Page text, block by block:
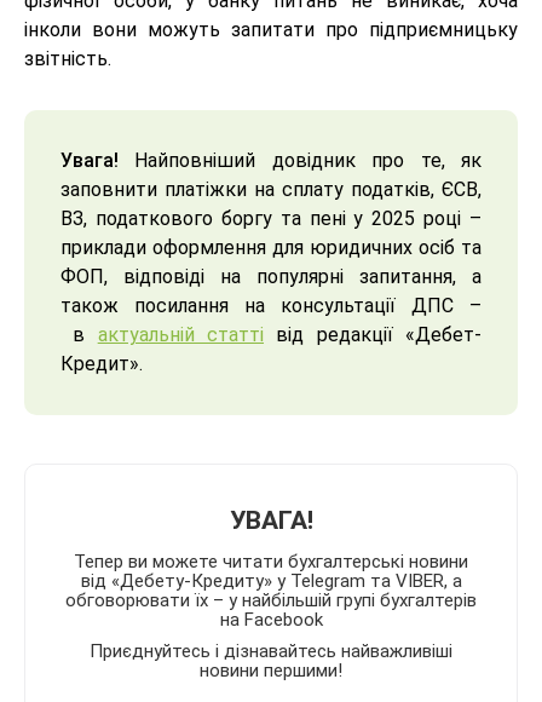
інколи вони можуть запитати про підприємницьку
звітність.
Увага! Найповніший довідник про те, як
заповнити платіжки на сплату податків, ЄСВ,
ВЗ, податкового боргу та пені у 2025 році –
приклади оформлення для юридичних осіб та
ФОП, відповіді на популярні запитання, а
також посилання на консультації ДПС –
в актуальній статті від редакції «Дебет-
Кредит».
УВАГА!
Тепер ви можете читати бухгалтерські новини
від «Дебету-Кредиту» у Telegram та VIBER, а
обговорювати їх – у найбільшій групі бухгалтерів
на Facebook
Приєднуйтесь і дізнавайтесь найважливіші
новини першими!